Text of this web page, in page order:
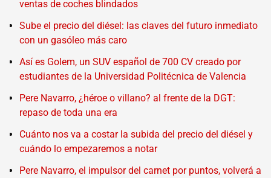
ventas de coches blindados
Sube el precio del diésel: las claves del futuro inmediato
con un gasóleo más caro
Así es Golem, un SUV español de 700 CV creado por
estudiantes de la Universidad Politécnica de Valencia
Pere Navarro, ¿héroe o villano? al frente de la DGT:
repaso de toda una era
Cuánto nos va a costar la subida del precio del diésel y
cuándo lo empezaremos a notar
Pere Navarro, el impulsor del carnet por puntos, volverá a